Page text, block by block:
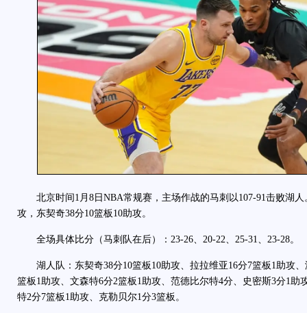
北京时间1月8日NBA常规赛，主场作战的马刺以107-91击败湖人
攻，东契奇38分10篮板10助攻。
全场具体比分（马刺队在后）：23-26、20-22、25-31、23-28。
湖人队：东契奇38分10篮板10助攻、拉拉维亚16分7篮板1助攻、
篮板1助攻、文森特6分2篮板1助攻、范德比尔特4分、史密斯3分1助
特2分7篮板1助攻、克勒贝尔1分3篮板。